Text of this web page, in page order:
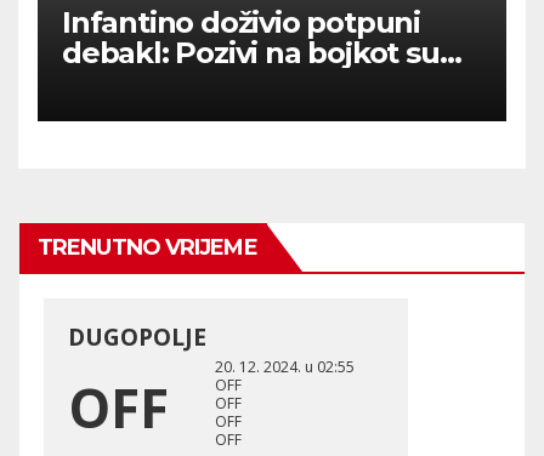
Infantino doživio potpuni
debakl: Pozivi na bojkot su
dionica SP-a!
TRENUTNO VRIJEME